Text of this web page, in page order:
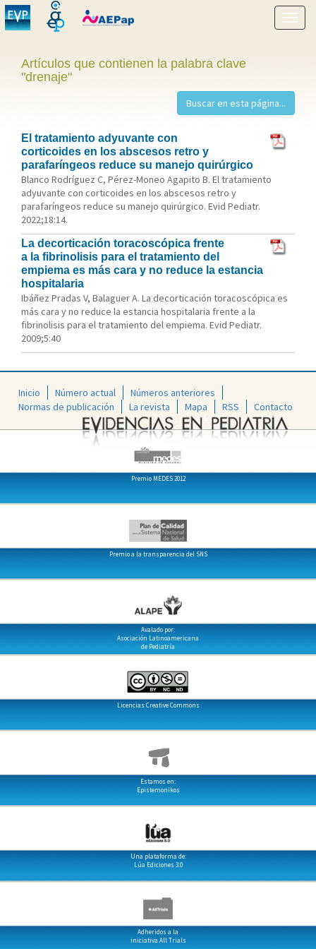
menú
Artículos que contienen la palabra clave
"drenaje"
El tratamiento adyuvante con
corticoides en los abscesos retro y
parafaríngeos reduce su manejo quirúrgico
Blanco Rodríguez C, Pérez-Moneo Agapito B. El tratamiento
adyuvante con corticoides en los abscesos retro y
parafaríngeos reduce su manejo quirúrgico. Evid Pediatr.
2022;18:14.
La decorticación toracoscópica frente
a la fibrinolisis para el tratamiento del
empiema es más cara y no reduce la estancia
hospitalaria
Ibáñez Pradas V, Balaguer A. La decorticación toracoscópica es
más cara y no reduce la estancia hospitalaria frente a la
fibrinolisis para el tratamiento del empiema. Evid Pediatr.
2009;5:40
Inicio Número actual
Números anteriores
Normas de publicación
La revista Mapa RSS Contacto
Premio MEDES 2012
Premio a la transparencia del SNS
Avalado por:
Asociación Latinoamericana
de Pediatría
Licencias Creative Commons
Estamos en:
Epistemonikos
Una plataforma de:
Lúa Ediciones 3.0
Adheridos a la
iniciativa All Trials